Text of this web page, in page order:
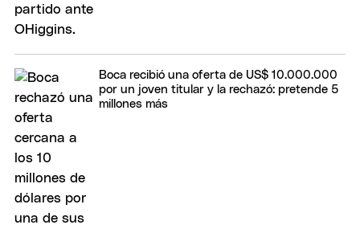
Boca recibió una oferta de US$ 10.000.000
por un joven titular y la rechazó: pretende 5
millones más